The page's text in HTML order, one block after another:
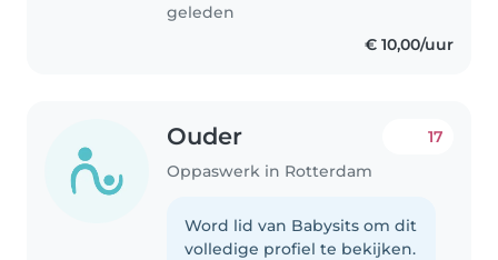
geleden
€ 10,00/uur
Ouder
Oppaswerk in Rotterdam
17
Word lid van Babysits om dit
volledige profiel te bekijken.